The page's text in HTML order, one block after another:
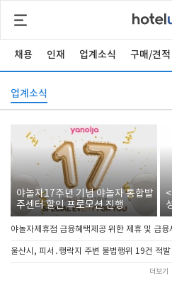
채용 인재 업계소식 구매/견적
업계소식
야놀자17주년 기념 야놀자 통합발
주센터 할인 프로모션 진행
야놀자제휴점 금융혜택제공 위한 제휴 및 금융
울산시, 피서․행락지 주변 불법행위 19건 적발
더보기